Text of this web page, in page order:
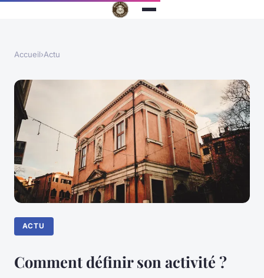
Accueil›Actu
ACTU
Comment définir son activité ?